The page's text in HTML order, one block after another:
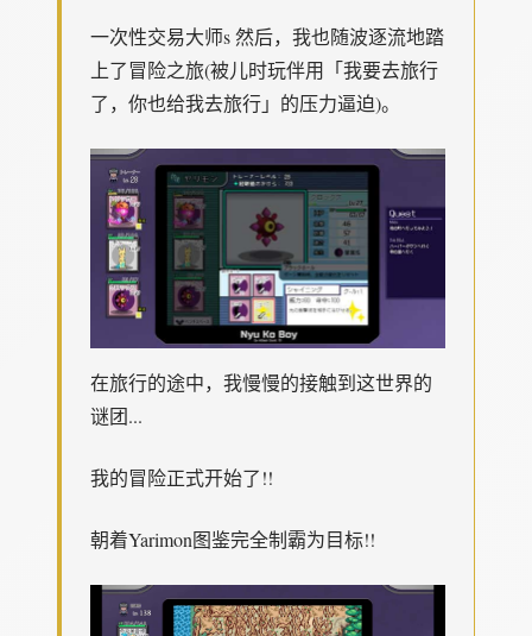
一次性交易大师s 然后，我也随波逐流地踏
上了冒险之旅(被儿时玩伴用「我要去旅行
了，你也给我去旅行」的压力逼迫)。
在旅行的途中，我慢慢的接触到这世界的
谜团...
我的冒险正式开始了!!
朝着Yarimon图鉴完全制霸为目标!!